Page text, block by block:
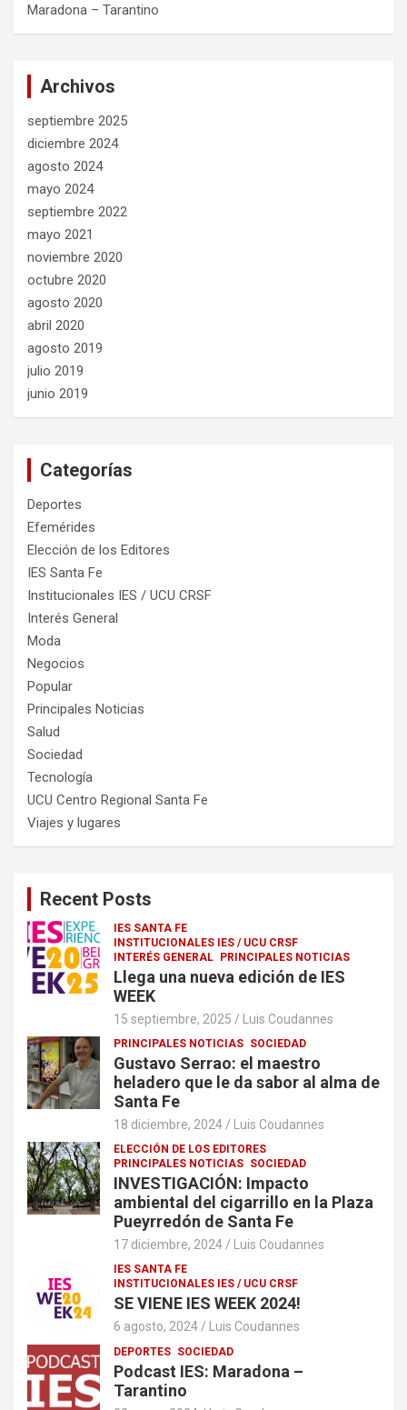
Maradona – Tarantino
Archivos
septiembre 2025
diciembre 2024
agosto 2024
mayo 2024
septiembre 2022
mayo 2021
noviembre 2020
octubre 2020
agosto 2020
abril 2020
agosto 2019
julio 2019
junio 2019
Categorías
Deportes
Efemérides
Elección de los Editores
IES Santa Fe
Institucionales IES / UCU CRSF
Interés General
Moda
Negocios
Popular
Principales Noticias
Salud
Sociedad
Tecnología
UCU Centro Regional Santa Fe
Viajes y lugares
Recent Posts
IES SANTA FE
INSTITUCIONALES IES / UCU CRSF
INTERÉS GENERAL PRINCIPALES NOTICIAS
Llega una nueva edición de IES
WEEK
15 septiembre, 2025 Luis Coudannes
PRINCIPALES NOTICIAS SOCIEDAD
Gustavo Serrao: el maestro
heladero que le da sabor al alma de
Santa Fe
18 diciembre, 2024 Luis Coudannes
ELECCIÓN DE LOS EDITORES
PRINCIPALES NOTICIAS SOCIEDAD
INVESTIGACIÓN: Impacto
ambiental del cigarrillo en la Plaza
Pueyrredón de Santa Fe
17 diciembre, 2024 Luis Coudannes
IES SANTA FE
INSTITUCIONALES IES / UCU CRSF
SE VIENE IES WEEK 2024!
6 agosto, 2024 Luis Coudannes
DEPORTES SOCIEDAD
Podcast IES: Maradona –
Tarantino